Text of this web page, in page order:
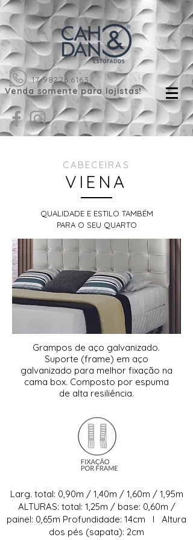
17 98226.6163
Venda somente para lojistas!
CABECEIRAS
VIENA
QUALIDADE E ESTILO TAMBÉM
PARA O SEU QUARTO
Grampos de aço galvanizado.
Suporte (frame) em aço
galvanizado para melhor fixação na
cama box. Composto por espuma
de alta resiliência.
Larg. total: 0,90m / 1,40m / 1,60m / 1,95m
ALTURAS: total: 1,25m / base: 0,60m /
painel: 0,65m Profundidade: 14cm I Altura
dos pés (sapata): 2cm